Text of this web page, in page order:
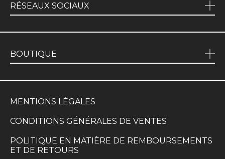
RÉSEAUX SOCIAUX
BOUTIQUE
MENTIONS LÉGALES
CONDITIONS GÉNÉRALES DE VENTES
POLITIQUE EN MATIÈRE DE REMBOURSEMENTS
ET DE RETOURS